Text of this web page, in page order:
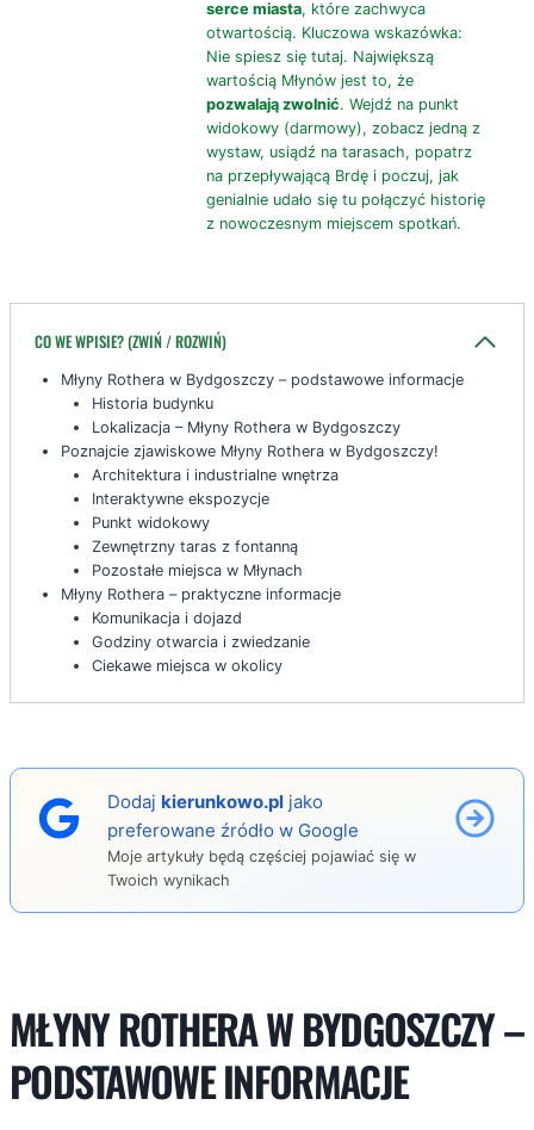
serce miasta, które zachwyca
otwartością. Kluczowa wskazówka:
Nie spiesz się tutaj. Największą
wartością Młynów jest to, że
pozwalają zwolnić. Wejdź na punkt
widokowy (darmowy), zobacz jedną z
wystaw, usiądź na tarasach, popatrz
na przepływającą Brdę i poczuj, jak
genialnie udało się tu połączyć historię
z nowoczesnym miejscem spotkań.
CO WE WPISIE? (ZWIŃ / ROZWIŃ)
Młyny Rothera w Bydgoszczy – podstawowe informacje
Historia budynku
Lokalizacja – Młyny Rothera w Bydgoszczy
Poznajcie zjawiskowe Młyny Rothera w Bydgoszczy!
Architektura i industrialne wnętrza
Interaktywne ekspozycje
Punkt widokowy
Zewnętrzny taras z fontanną
Pozostałe miejsca w Młynach
Młyny Rothera – praktyczne informacje
Komunikacja i dojazd
Godziny otwarcia i zwiedzanie
Ciekawe miejsca w okolicy
Dodajkierunkowo.pl jako
preferowane źródło w Google
Moje artykuły będą częściej pojawiać się w
Twoich wynikach
MŁYNY ROTHERA W BYDGOSZCZY –
PODSTAWOWE INFORMACJE